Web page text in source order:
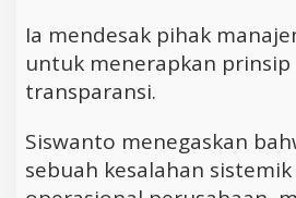
Ia mendesak pihak
untuk menerapkan prinsip
transparansi.
Siswanto menegaskan
sebuah kesalahan